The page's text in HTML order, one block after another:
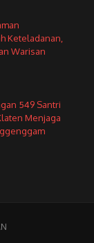
Keteladanan,
Warisan
549 Santri
Menjaga